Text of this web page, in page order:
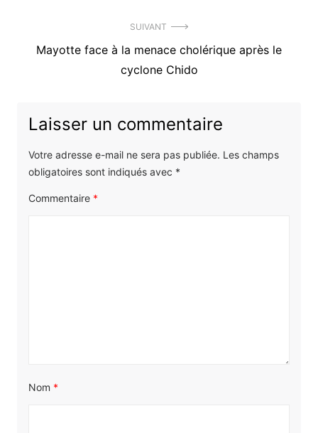
SUIVANT
Article
Mayotte face à la menace cholérique après le
cyclone Chido
Laisser un commentaire
Votre adresse e-mail ne sera pas publiée. Les champs
obligatoires sont indiqués avec *
Commentaire *
Nom *